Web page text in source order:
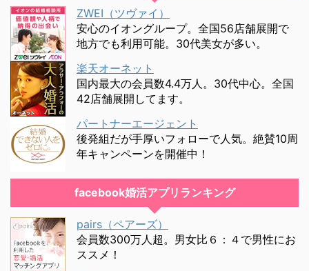
ZWEI（ツヴァイ）
安心のイオングループ。全国56店舗展開で
地方でも利用可能。30代美女が多い。
楽天オーネット
国内最大の会員数4.4万人。30代中心。全国
42店舗展開してます。
パートナーエージェント
後発組だが手厚いフォローで人気。絶賛10周
年キャンペーンを開催中！
facebook婚活アプリランキング
pairs（ペアーズ）
会員数300万人超。男女比６：４で男性にお
ススメ！